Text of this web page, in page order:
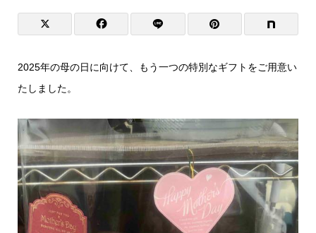
2025年の母の日に向けて、もう一つの特別なギフトをご用意い
たしました。